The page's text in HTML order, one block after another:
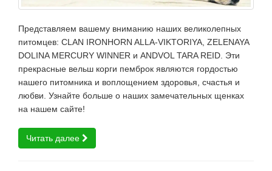
Представляем вашему вниманию наших великолепных
питомцев: CLAN IRONHORN ALLA-VIKTORIYA, ZELENAYA
DOLINA MERCURY WINNER и ANDVOL TARA REID. Эти
прекрасные вельш корги пемброк являются гордостью
нашего питомника и воплощением здоровья, счастья и
любви. Узнайте больше о наших замечательных щенках
на нашем сайте!
Читать далее